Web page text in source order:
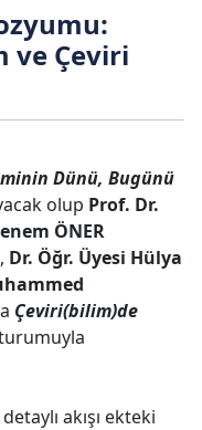
ve Çeviri
Dünü, Bugünü
olup Prof. Dr.
ÖNER
, Dr. Öğr. Üyesi Hülya
Çeviri(bilim)de
akışı ekteki